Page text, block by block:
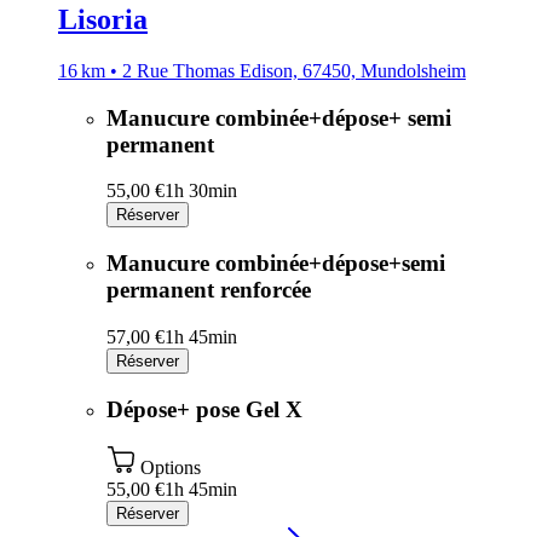
Lisoria
16 km • 2 Rue Thomas Edison, 67450, Mundolsheim
Manucure combinée+dépose+ semi
permanent
55,00 €1h 30min
Réserver
Manucure combinée+dépose+semi
permanent renforcée
57,00 €1h 45min
Réserver
Dépose+ pose Gel X
Options
55,00 €1h 45min
Réserver